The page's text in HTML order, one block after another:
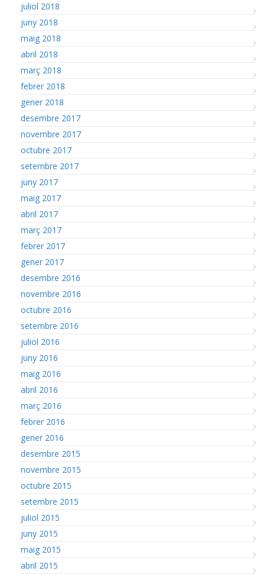
juliol 2018
juny 2018
maig 2018
abril 2018
març 2018
febrer 2018
gener 2018
desembre 2017
novembre 2017
octubre 2017
setembre 2017
juny 2017
maig 2017
abril 2017
març 2017
febrer 2017
gener 2017
desembre 2016
novembre 2016
octubre 2016
setembre 2016
juliol 2016
juny 2016
maig 2016
abril 2016
març 2016
febrer 2016
gener 2016
desembre 2015
novembre 2015
octubre 2015
setembre 2015
juliol 2015
juny 2015
maig 2015
abril 2015